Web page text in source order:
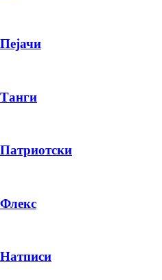
Пејачи
Танги
Патриотски
Флекс
Натписи